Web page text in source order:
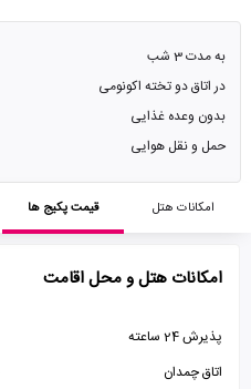
به مدت 3 شب
در اتاق دو تخته اکونومی
بدون وعده غذایی
حمل و نقل هوایی
امکانات هتل قیمت پکیج ها
امکانات هتل و محل اقامت
پذیرش 24 ساعته
اتاق چمدان